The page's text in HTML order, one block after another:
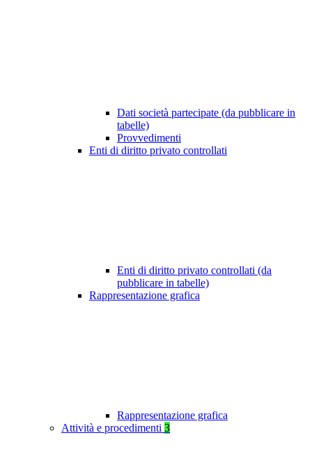
Dati società partecipate (da pubblicare in
tabelle)
Provvedimenti
Enti di diritto privato controllati
Enti di diritto privato controllati (da
pubblicare in tabelle)
Rappresentazione grafica
Rappresentazione grafica
Attività e procedimenti 3